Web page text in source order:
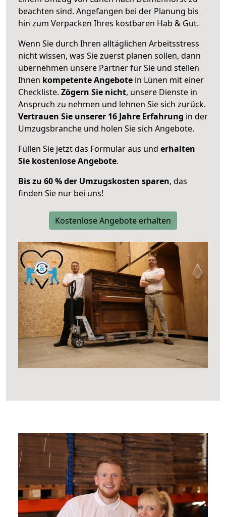
beachten sind. Angefangen bei der Planung bis
hin zum Verpacken Ihres kostbaren Hab & Gut.
Wenn Sie durch Ihren alltäglichen Arbeitsstress
nicht wissen, was Sie zuerst planen sollen, dann
übernehmen unsere Partner für Sie und stellen
Ihnen kompetente Angebote in Lünen mit einer
Checkliste. Zögern Sie nicht, unsere Dienste in
Anspruch zu nehmen und lehnen Sie sich zurück.
Vertrauen Sie unserer 16 Jahre Erfahrung in der
Umzugsbranche und holen Sie sich Angebote.
Füllen Sie jetzt das Formular aus und erhalten
Sie kostenlose Angebote.
Bis zu 60 % der Umzugskosten sparen, das
finden Sie nur bei uns!
Kostenlose Angebote erhalten